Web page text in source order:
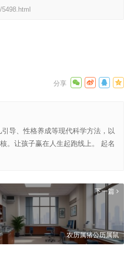
导、性格养成等现代科学方法，以
。让孩子赢在人生起跑线上。 起名
下一篇
农历属猪公历属鼠